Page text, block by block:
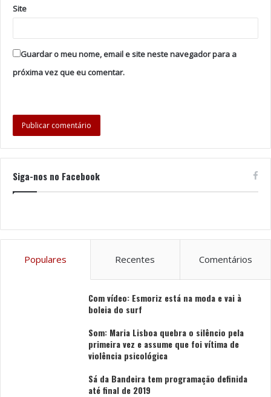
do Vinho, que é uma referência nacional e Internacional
Patrimónios da Humanidade, um destino turístico de
excelência e um território com enorme potencial em
Portugal”, refere a CIMDOURO em nota de imprensa.
Europeia
Marcelo Rebelo de Sousa
Vinho
Site
Guardar o meu nome, email e site neste navegador para a
próxima vez que eu comentar.
Siga-nos no Facebook
Populares Recentes Comentários
Com vídeo: Esmoriz está na moda e vai à
boleia do surf
Som: Maria Lisboa quebra o silêncio pela
primeira vez e assume que foi vítima de
violência psicológica
Sá da Bandeira tem programação definida
até final de 2019